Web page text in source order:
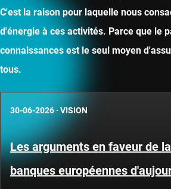
C'est la raison pour laquelle nous
d'énergie à ces activités. Parce que le
connaissances est le seul moyen
tous.
30-06-2026 · VISION
Les arguments en faveur de
banques européennes